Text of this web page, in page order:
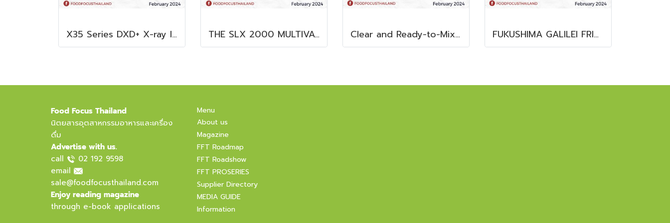
X35 Series DXD+ X-ray Inspection System THE SLX 2000 MULTIVAC SLICER Clear and Ready-to-Mix Protein Shakes FUKUSHIMA GALILEI FRIDGE GLASS DOOR FREEZER
Food Focus Thailand
นิตยสารอุตสาหกรรมอาหารและเครื่อง
ดื่ม
Advertise with us.
call
02 192 9598
email
sale@foodfocusthailand.com
Enjoy reading magazine
through e-book applications
Menu
About us
Magazine
FFT Roadmap
FFT Roadshow
FFT PROSERIES
Supplier Directory
MEDIA GUIDE
Information